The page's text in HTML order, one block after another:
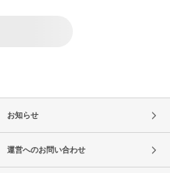
お知らせ
運営へのお問い合わせ